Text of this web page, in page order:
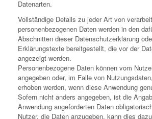
Datenarten.
Vollständige Details zu jeder Art von
personenbezogenen Daten werden in den
Abschnitten dieser Datenschutzerklärung
Erklärungstexte bereitgestellt, die vor der
angezeigt werden.
Personenbezogene Daten können vom
angegeben oder, im Falle von
erhoben werden, wenn diese Anwendung
Sofern nicht anders angegeben, ist die
Anwendung angeforderten Daten
Nutzer, die Daten anzugeben, kann dies